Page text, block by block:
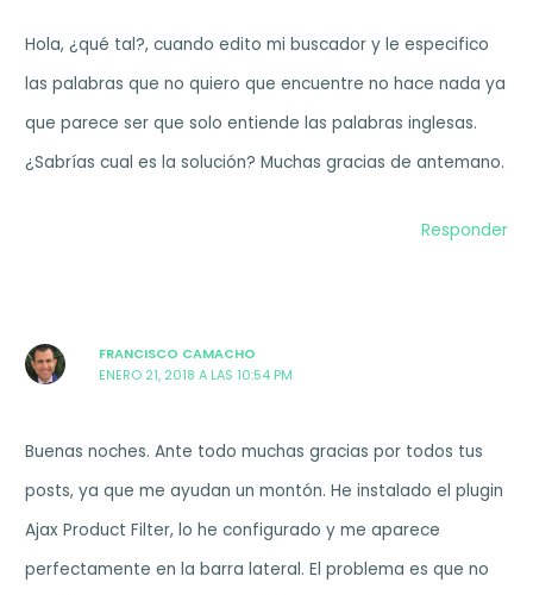
Hola, ¿qué tal?, cuando edito mi buscador y le especifico
las palabras que no quiero que encuentre no hace nada ya
que parece ser que solo entiende las palabras inglesas.
¿Sabrías cual es la solución? Muchas gracias de antemano.
Responder
FRANCISCO CAMACHO
ENERO 21, 2018 A LAS 10:54 PM
Buenas noches. Ante todo muchas gracias por todos tus
posts, ya que me ayudan un montón. He instalado el plugin
Ajax Product Filter, lo he configurado y me aparece
perfectamente en la barra lateral. El problema es que no